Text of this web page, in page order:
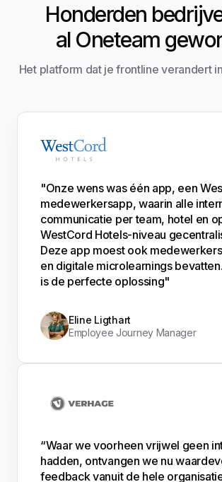
Honderden
al Oneteam
Het platform dat je frontline verandert
"Onze wens was één app, een
medewerkersapp, waarin alle
communicatie per team, hotel en
WestCord Hotels-niveau
Deze app moest ook
en digitale microlearnings
is de perfecte oplossing"
Eline Ligthart
Employee Journey Manager
“Waar we voorheen vrijwel geen
hadden, ontvangen we nu
feedback vanuit de hele